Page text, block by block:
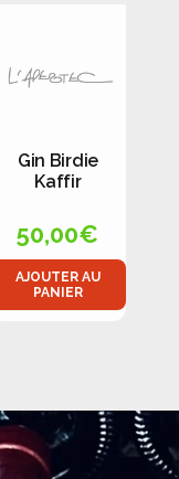
Gin Birdie
Kaffir
50,00€
AJOUTER AU
PANIER